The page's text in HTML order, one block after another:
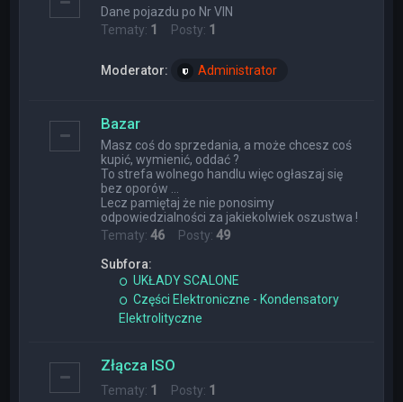
Dane pojazdu po Nr VIN
Tematy: 1 Posty: 1
Moderator: Administrator
Bazar
Masz coś do sprzedania, a może chcesz coś
kupić, wymienić, oddać ?
To strefa wolnego handlu więc ogłaszaj się
bez oporów ...
Lecz pamiętaj że nie ponosimy
odpowiedzialności za jakiekolwiek oszustwa !
Tematy:46 Posty:49
Subfora:
UKŁADY SCALONE
Części Elektroniczne - Kondensatory
Elektrolityczne
Złącza ISO
Tematy: 1 Posty: 1